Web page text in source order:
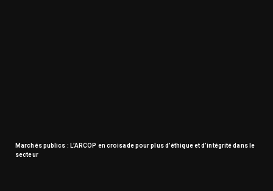
Marchés publics : L’ARCOP en croisade pour plus d’éthique et d’intégrité dans le
secteur